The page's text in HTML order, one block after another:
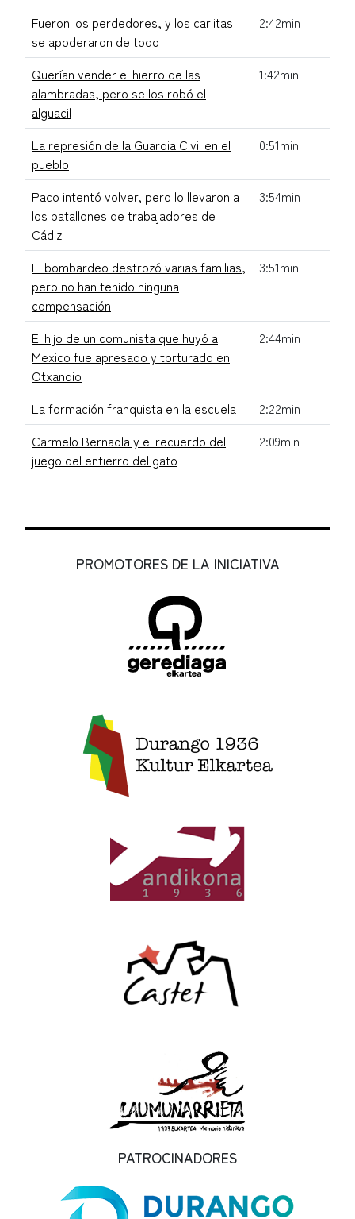
Fueron los perdedores, y los carlitas
se apoderaron de todo
2:42min
Querían vender el hierro de las
alambradas, pero se los robó el
alguacil
1:42min
La represión de la Guardia Civil en el
pueblo
0:51min
Paco intentó volver, pero lo llevaron a
los batallones de trabajadores de
Cádiz
3:54min
El bombardeo destrozó varias familias,
pero no han tenido ninguna
compensación
3:51min
El hijo de un comunista que huyó a
Mexico fue apresado y torturado en
Otxandio
2:44min
La formación franquista en la escuela
2:22min
Carmelo Bernaola y el recuerdo del
juego del entierro del gato
2:09min
PROMOTORES DE LA INICIATIVA
PATROCINADORES